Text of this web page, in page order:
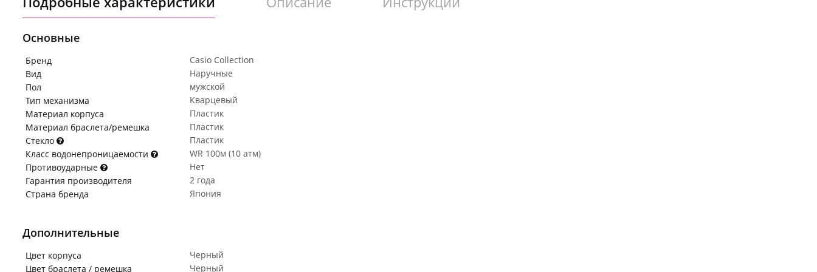
Основные
Бренд
Casio Collection
Вид
Наручные
Пол
мужской
Тип механизма
Кварцевый
Материал корпуса
Пластик
Материал браслета/ремешка
Пластик
Стекло
Пластик
Класс водонепроницаемости
WR 100м (10 атм)
Противоударные
Нет
Гарантия производителя
2 года
Страна бренда
Япония
Дополнительные
Цвет корпуса
Черный
Цвет браслета / ремешка
Черный